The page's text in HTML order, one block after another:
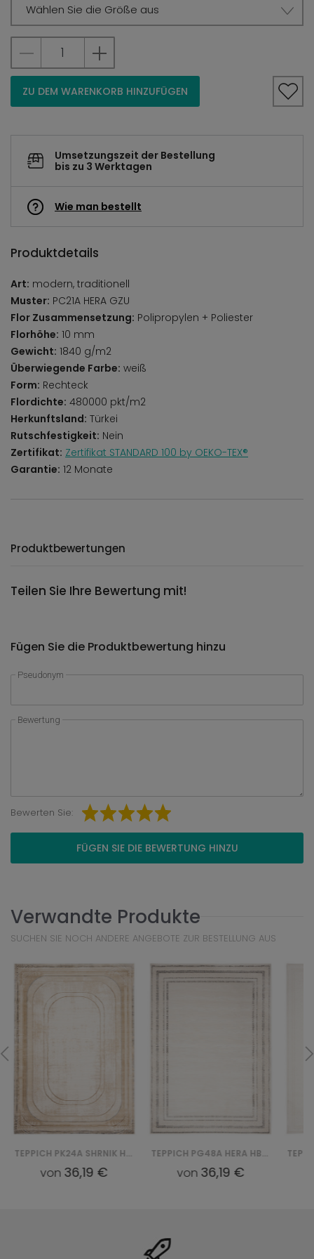
Wählen Sie die Größe aus
ZU DEM WARENKORB HINZUFÜGEN
Umsetzungszeit der Bestellung
bis zu 3 Werktagen
Wie man bestellt
Produktdetails
Art: modern, traditionell
Muster: PC21A HERA GZU
Flor Zusammensetzung: Polipropylen + Poliester
Florhöhe: 10 mm
Gewicht: 1840 g/m2
Überwiegende Farbe: weiß
Form: Rechteck
Flordichte: 480000 pkt/m2
Herkunftsland: Türkei
Rutschfestigkeit: Nein
Zertifikat: Zertifikat STANDARD 100 by OEKO-TEX®
Garantie: 12 Monate
Produktbewertungen
Teilen Sie Ihre Bewertung mit!
Fügen Sie die Produktbewertung hinzu
Pseudonym
Bewertung
Bewerten Sie:
FÜGEN SIE DIE BEWERTUNG HINZU
Verwandte Produkte
SUCHEN SIE NOCH ANDERE ANGEBOTE ZUR BESTELLUNG AUS
TEPPICH PK24A SHRNIK HERA HBV - KREMOWY
von 36,19 €
TEPPICH PG48A HERA HBV - BIAŁY
von 36,19 €